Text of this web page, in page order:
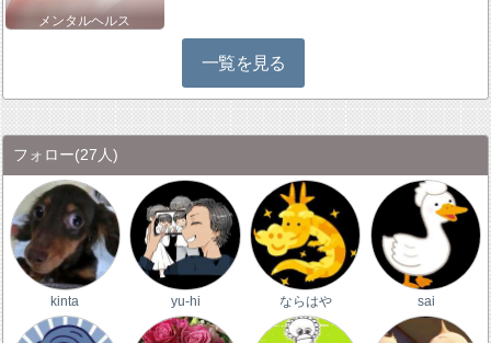
メンタルヘルス
一覧を見る
フォロー(27人)
kinta yu-hi ならはや sai